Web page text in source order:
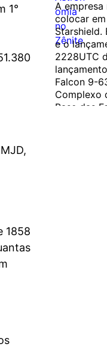
1°
1858
A
colocar
Starshield.
e o
2228UTC
Falcon 9-
Complexo
Base das